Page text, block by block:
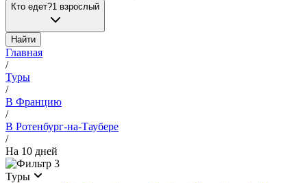
Кто едет?1 взрослый
Найти
Главная
/
Туры
/
В Францию
/
В Ротенбург-на-Таубере
/
На 10 дней
3
Туры